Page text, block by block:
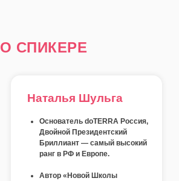
Наталья Шульга
Основатель doTERRA Россия,
Двойной Президентский
Бриллиант — самый высокий
ранг в РФ и Европе.
Автор «Новой Школы
О СПИКЕРЕ